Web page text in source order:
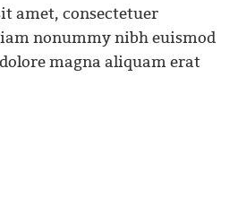
amet, consectetuer
nonummy nibh euismod
magna aliquam erat